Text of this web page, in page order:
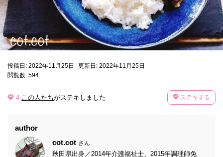
投稿日: 2022年11月25日
更新日: 2022年11月25日
閲覧数: 594
4 この人たちがステキしました ステキする
author
cot.cot さん
秋田県出身／2014年介護福祉士、2015年調理師免